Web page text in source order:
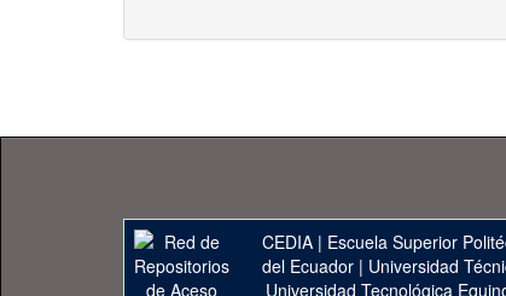
CEDIA | Escuela Superior
del Ecuador| Universidad
Universidad Tecnológica